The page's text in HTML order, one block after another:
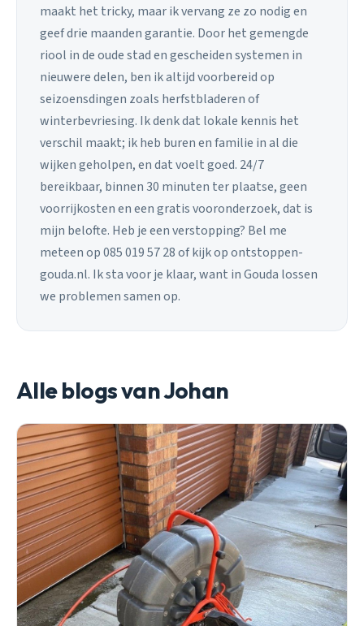
maakt het tricky, maar ik vervang ze zo nodig en
geef drie maanden garantie. Door het gemengde
riool in de oude stad en gescheiden systemen in
nieuwere delen, ben ik altijd voorbereid op
seizoensdingen zoals herfstbladeren of
winterbevriesing. Ik denk dat lokale kennis het
verschil maakt; ik heb buren en familie in al die
wijken geholpen, en dat voelt goed. 24/7
bereikbaar, binnen 30 minuten ter plaatse, geen
voorrijkosten en een gratis vooronderzoek, dat is
mijn belofte. Heb je een verstopping? Bel me
meteen op 085 019 57 28 of kijk op ontstoppen-
gouda.nl. Ik sta voor je klaar, want in Gouda lossen
we problemen samen op.
Alle blogs van Johan